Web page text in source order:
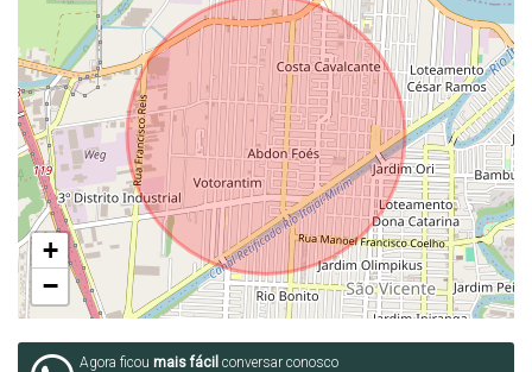
EMPREENDIMENTO
- Hall Decorado
- Espaço Gourmet
- Salão de Festas
- Piscina
- Salão de Jogos
- Academia
+
−
Agora ficou mais fácil conversar conosco